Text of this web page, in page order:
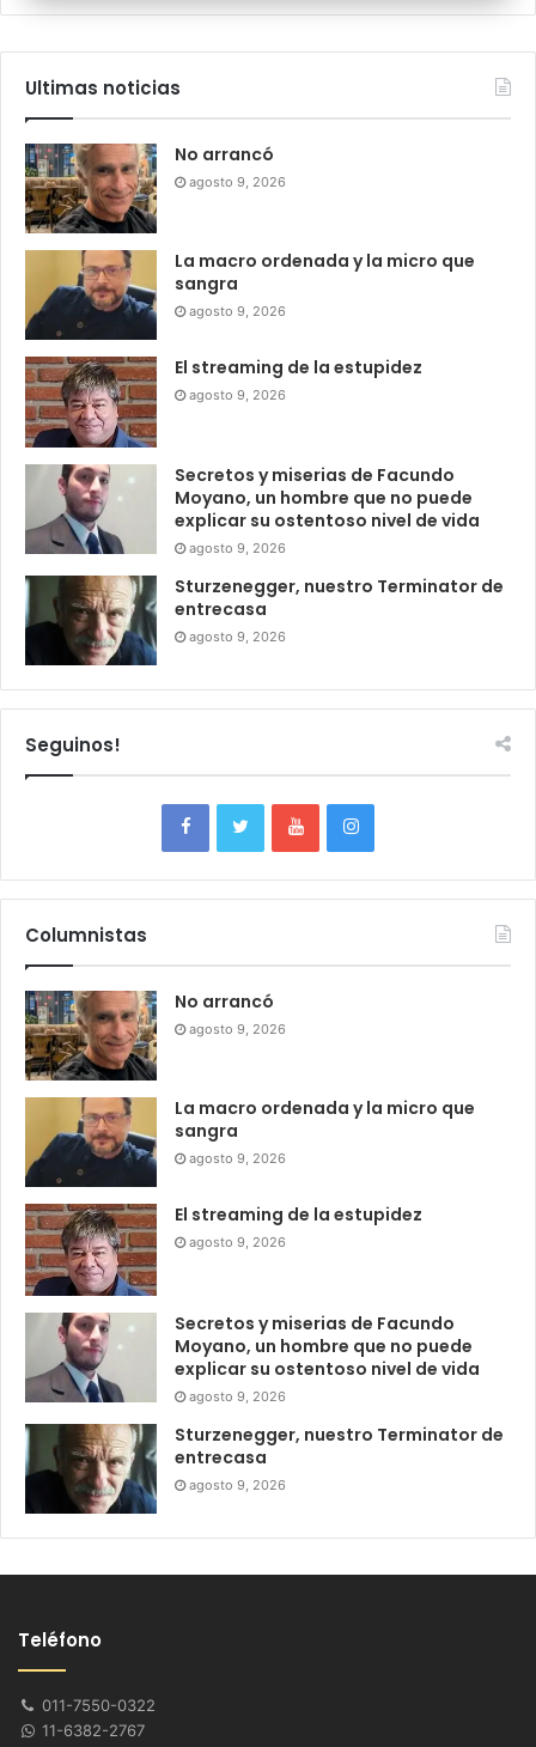
Ultimas noticias
No arrancó
agosto 9, 2026
La macro ordenada y la micro que
sangra
agosto 9, 2026
El streaming de la estupidez
agosto 9, 2026
Secretos y miserias de Facundo
Moyano, un hombre que no puede
explicar su ostentoso nivel de vida
agosto 9, 2026
Sturzenegger, nuestro Terminator de
entrecasa
agosto 9, 2026
Seguinos!
Columnistas
No arrancó
agosto 9, 2026
La macro ordenada y la micro que
sangra
agosto 9, 2026
El streaming de la estupidez
agosto 9, 2026
Secretos y miserias de Facundo
Moyano, un hombre que no puede
explicar su ostentoso nivel de vida
agosto 9, 2026
Sturzenegger, nuestro Terminator de
entrecasa
agosto 9, 2026
Teléfono
011-7550-0322
11-6382-2767